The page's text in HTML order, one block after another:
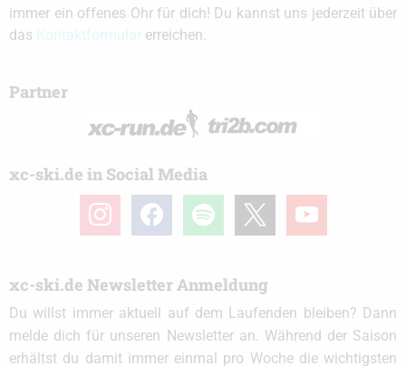
immer ein offenes Ohr für dich! Du kannst uns jederzeit über
das
erreichen.
Partner
xc-ski.de in Social Media
instagramfacebook spotify youtube
xc-ski.de Newsletter Anmeldung
Du willst immer aktuell auf dem Laufenden bleiben? Dann
melde dich für unseren Newsletter an. Während der Saison
erhältst du damit immer einmal pro Woche die wichtigsten